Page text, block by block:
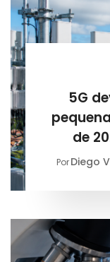
5G
de
PorDiego